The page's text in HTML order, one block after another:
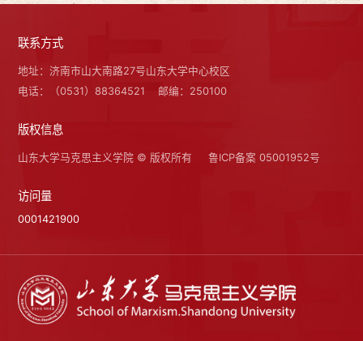
联系方式
地址：济南市山大南路27号山东大学中心校区
电话：（0531）88364521
邮编：250100
版权信息
山东大学马克思主义学院 © 版权所有 鲁ICP备案 05001952号
访问量
0001421900